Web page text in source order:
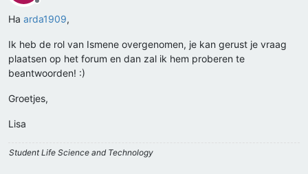
Offline
Ha arda1909,
Ik heb de rol van Ismene overgenomen, je kan gerust je vraag
plaatsen op het forum en dan zal ik hem proberen te
beantwoorden! :)
Groetjes,
Lisa
Student Life Science and Technology